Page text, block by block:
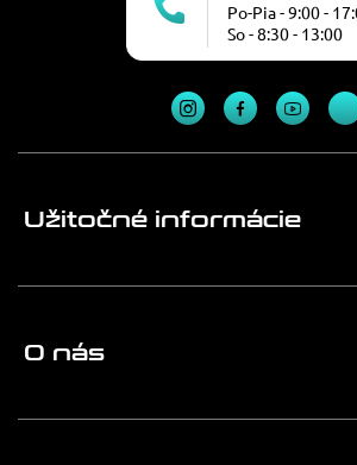
Po-Pia - 9:00 -
So - 8:30 - 13:00
Užitočné informácie
O nás